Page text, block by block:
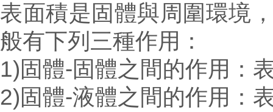
表面積是固體與周圍環境
般有下列三種作用：
1)固體-固體之間的作用：
2)固體-液體之間的作用：